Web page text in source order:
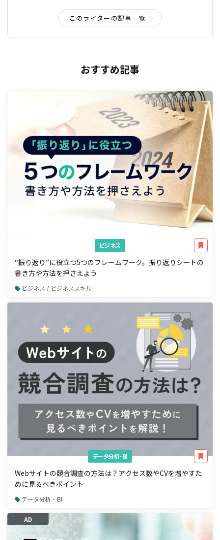
このライターの記事一覧
おすすめ記事
ビジネス
“振り返り”に役立つ5つのフレームワーク。振り返りシートの
書き方や方法を押さえよう
ビジネス / ビジネススキル
データ分析・BI
Webサイトの競合調査の方法は？アクセス数やCVを増やすた
めに見るべきポイント
データ分析・BI
AD